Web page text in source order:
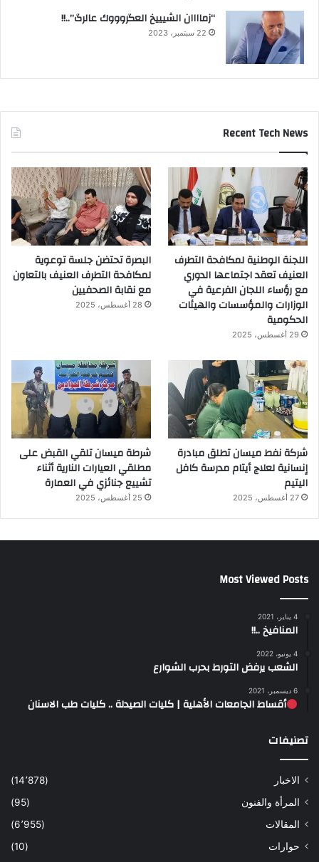
“زماااان الشيييخ العگروووك عالرگ”..!!
22 سبتمبر، 2023
Recent Tech News
اللجنة الوطنية لمكافحة التطرف
العنيف تعقد اجتماعها الدوري
مع رؤساء اللجان الفرعية في
الوزارات والمؤسسات والهيئات
الحكومية
29 أغسطس، 2025
البصرة تحتضن جلسة توعوية
لمكافحة التطرف العنيف بالتعاون
مع نقابة الصحفيين
28 أغسطس، 2025
شركة نفط ميسان تطلق مبادرة
إنسانية لعلاج أيتام مدرسة كافل
اليتيم
27 أغسطس، 2025
شرطة ميسان تلقي القبض على
مطلقي العيارات النارية أثناء
تشييع جنائزي في العمارة
25 أغسطس، 2025
Most Viewed Posts
4 يناير، 2021
المنافيخ ..!!
4 يونيو، 2022
الشعب يرفض التورط بحرب الشوارع
6 ديسمبر، 2021
أقساط الجامعات الأهلية | كليات الصيدلة .. كليات طب الاسنان
تصنيفات
الاخبار
(14٬878)
المرأة والفنون
(95)
المقالات
(6٬955)
حوارات
(10)